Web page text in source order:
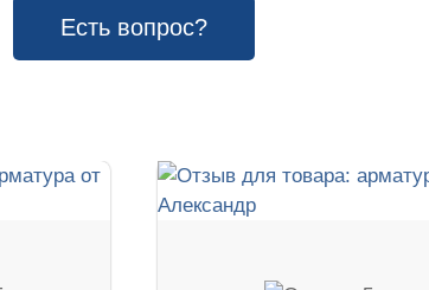
Есть вопрос?